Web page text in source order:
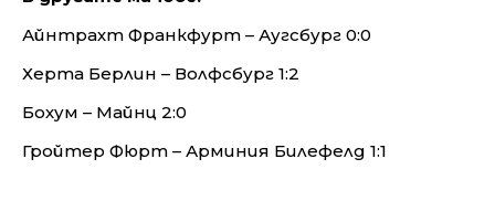
Айнтрахт Франкфурт – Аугсбург 0:0
Херта Берлин – Волфсбург 1:2
Бохум – Майнц 2:0
Гройтер Фюрт – Арминия Билефелд 1:1